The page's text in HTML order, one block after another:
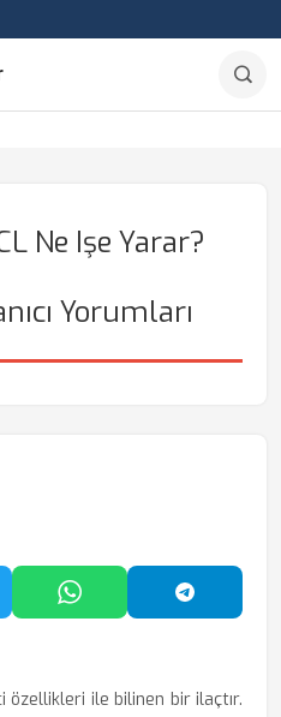
Ne Işe Yarar?
Yorumları
Paylaş
WhatsApp'ta Paylaş
özellikleri ile bilinen bir ilaçtır.